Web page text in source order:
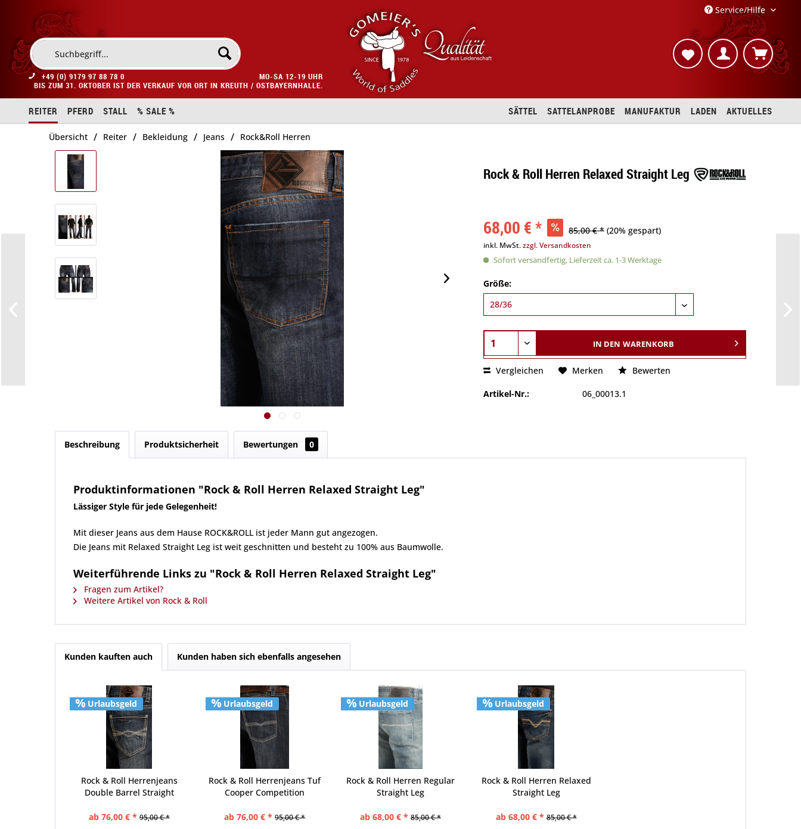
Service/Hilfe
+49 (0) 9179 97 88 78 0
MO-SA 12-19 UHR
BIS ZUM 31. OKTOBER IST DER VERKAUF VOR ORT IN KREUTH / OSTBAYERNHALLE.
REITER PFERD STALL % SALE % AKTUELLES
LADEN
MANUFAKTUR
SATTELANPROBE
SÄTTEL
Übersicht / Reiter / Bekleidung / Jeans / Rock&Roll Herren
Rock & Roll Herren Relaxed Straight Leg
68,00 € * 85,00 € * (20% gespart)
inkl. MwSt.zzgl. Versandkosten
Sofort versandfertig, Lieferzeit ca. 1-3 Werktage
Größe:
IN DEN WARENKORB
Vergleichen Merken Bewerten
Artikel-Nr.: 06_00013.1
Beschreibung Produktsicherheit Bewertungen 0
Produktinformationen "Rock & Roll Herren Relaxed Straight Leg"
Lässiger Style für jede Gelegenheit!
Mit dieser Jeans aus dem Hause ROCK&ROLL ist jeder Mann gut angezogen.
Die Jeans mit Relaxed Straight Leg ist weit geschnitten und besteht zu 100% aus Baumwolle.
Weiterführende Links zu "Rock & Roll Herren Relaxed Straight Leg"
Fragen zum Artikel?
Weitere Artikel von Rock & Roll
Kunden kauften auch Kunden haben sich ebenfalls angesehen
Urlaubsgeld
Rock & Roll Herrenjeans
Double Barrel Straight
ab 76,00 € * 95,00 € *
Urlaubsgeld
Rock & Roll Herrenjeans Tuf
Cooper Competition
ab 76,00 € * 95,00 € *
Urlaubsgeld
Rock & Roll Herren Regular
Straight Leg
ab 68,00 € * 85,00 € *
Urlaubsgeld
Rock & Roll Herren Relaxed
Straight Leg
ab 68,00 € * 85,00 € *